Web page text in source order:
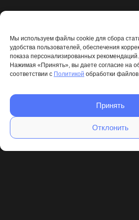
Мы используем файлы cookie для сбора
удобства пользователей, обеспечения
показа персонализированных рекомендаций.
Нажимая «Принять», вы даете согласие на
соответствии с Политикой обработки
Принять
Отклонить